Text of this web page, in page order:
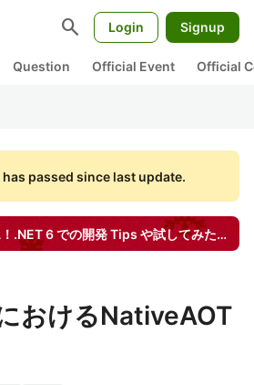
search Login Signup
Question Official Event Official
has passed since last update.
祝 .NET 6 GA！.NET 6 での開発 Tips や試してみたことなど、あなたの「いち推し」ポイントを教えてください【PR】日本マイクロソフト
おけるNativeAOT